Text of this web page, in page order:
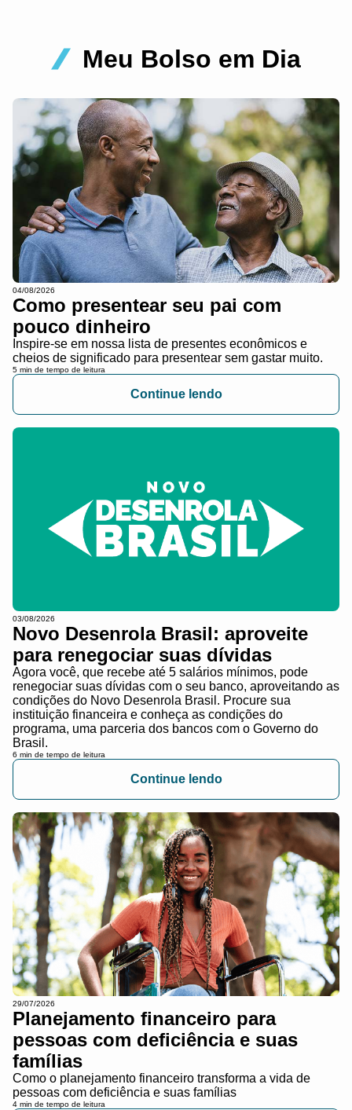
Meu Bolso em Dia
04/08/2026
Como presentear seu pai com
pouco dinheiro
Inspire-se em nossa lista de presentes econômicos e
cheios de significado para presentear sem gastar muito.
5 min de tempo de leitura
Continue lendo
03/08/2026
Novo Desenrola Brasil: aproveite
para renegociar suas dívidas
Agora você, que recebe até 5 salários mínimos, pode
renegociar suas dívidas com o seu banco, aproveitando as
condições do Novo Desenrola Brasil. Procure sua
instituição financeira e conheça as condições do
programa, uma parceria dos bancos com o Governo do
Brasil.
6 min de tempo de leitura
Continue lendo
29/07/2026
Planejamento financeiro para
pessoas com deficiência e suas
famílias
Como o planejamento financeiro transforma a vida de
pessoas com deficiência e suas famílias
4 min de tempo de leitura